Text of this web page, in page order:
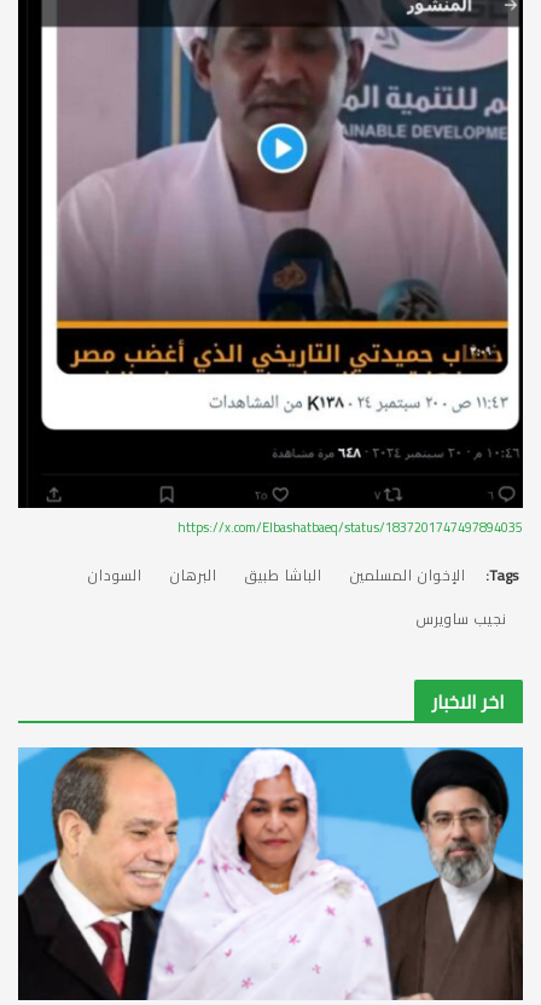
https://x.com/Elbashatbaeq/status/1837201747497894035
Tags: الإخوان المسلمين الباشا طبيق البرهان
السودان
نجيب ساويرس
اخر الاخبار